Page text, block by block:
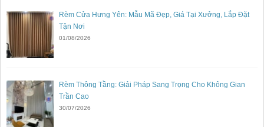
Rèm Cửa Hưng Yên: Mẫu Mã Đẹp, Giá Tại Xưởng, Lắp Đặt
Tận Nơi
01/08/2026
Rèm Thông Tầng: Giải Pháp Sang Trọng Cho Không Gian
Trần Cao
30/07/2026